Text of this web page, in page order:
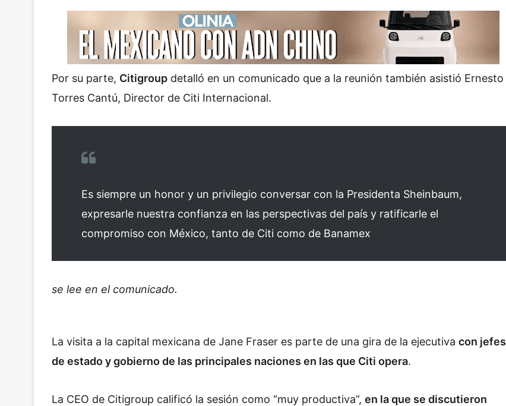
Por su parte, Citigroup detalló en un comunicado que a la reunión también asistió Ernesto
Torres Cantú, Director de Citi Internacional.
Es siempre un honor y un privilegio conversar con la Presidenta Sheinbaum,
expresarle nuestra confianza en las perspectivas del país y ratificarle el
compromiso con México, tanto de Citi como de Banamex
se lee en el comunicado.
La visita a la capital mexicana de Jane Fraser es parte de una gira de la ejecutiva con jefes
de estado y gobierno de las principales naciones en las que Citi opera.
La CEO de Citigroup calificó la sesión como “muy productiva”, en la que se discutieron